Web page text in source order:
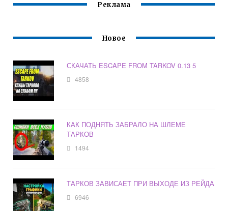
Реклама
Новое
СКАЧАТЬ ESCAPE FROM TARKOV 0.13 5
4858
КАК ПОДНЯТЬ ЗАБРАЛО НА ШЛЕМЕ
ТАРКОВ
1494
ТАРКОВ ЗАВИСАЕТ ПРИ ВЫХОДЕ ИЗ РЕЙДА
6946